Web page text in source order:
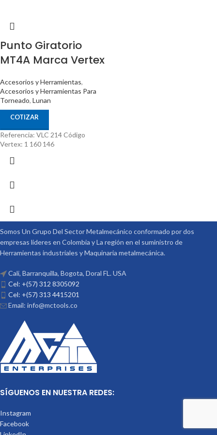
Punto Giratorio
MT4A Marca Vertex
Accesorios y Herramientas,
Accesorios y Herramientas Para
Torneado, Lunan
COTIZAR
Referencia: VLC 214 Código
Vertex: 1 160 146
Somos Un Grupo Del Sector Metalmecánico conformado por dos
empresas lideres en Colombia y La región en el suministro de
Herramientas industriales y Maquinaria metalmecánica.
Cali, Barranquilla, Bogota, Doral FL. USA
Cel: +(57) 312 8305092
Cel: +(57) 313 4415201
Email: info@mctools.co
SÍGUENOS EN NUESTRA REDES:
Instagram
Facebook